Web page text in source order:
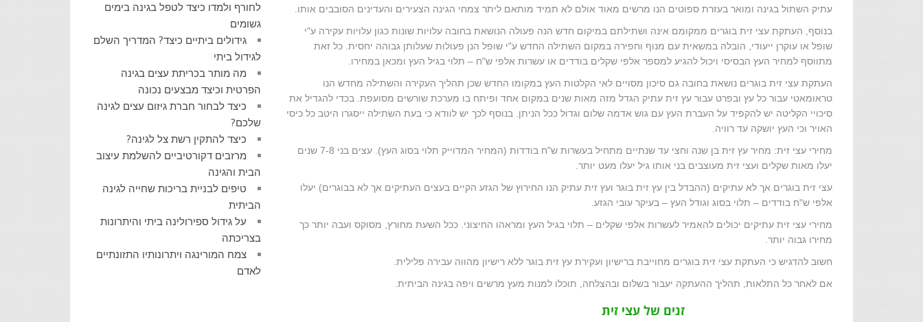
עתיק השתול בגינה ומואר בעזרת ספוטים הנו מרשים מאוד אולם לא תמיד מותאם ליתר צמחי הגינה הצעירים והעדינים הסובבים אותו.
בנוסף, העתקת עצי זית בוגרים ממקומם אינה ושתילתם במיקום חדש הנה פעולה הנושאת בחובה עלויות שונות כגון עלויות עקירה ע"י
שופל או עוקרן ייעודי, הובלה במשאית עם מנוף וחפירה במקום השתילה החדש ע"י שופל הנן פעולות שעלותן גבוהה יחסית. כל זאת
מתווסף למחיר העץ הבסיסי ויכול להגיע למספר אלפי שקלים בודדים או עשרות אלפי ש"ח – תלוי בגיל העץ ומכאן במחירו.
העתקת עצי זית בוגרים נושאת בחובה גם סיכון מסויים לאי הקלטות העץ במקומו החדש שכן תהליך העקירה והשתילה מחדש הנו
טראומאטי עבור כל עץ ובפרט עבור עץ זית עתיק הגדל מזה מאות שנים במקום אחד ופיתח בו מערכת שורשים מסועפת. בכדי להגדיל את
סיכויי הקליטה יש להקפיד על העברת העץ עם גוש אדמה שלום וגדול ככל הניתן. בנוסף לכך יש לוודא כי בעת השתילה ייסגרו היטב כל כיסי
האויר וכי העץ יושקה עד רוויה.
מחירי עצי זית: מחיר עץ זית בן שנה וחצי עד שנתיים מתחיל בעשרות ש"ח בודדות (המחיר המדוייק תלוי בסוג העץ). עצים בני 7-8 שנים
יעלו מאות שקלים ועצי זית מעוצבים בני אותו גיל יעלו מעט יותר.
עצי זית בוגרים אך לא עתיקים (ההבדל בין עץ זית בוגר ועץ זית עתיק הנו החירוץ של הגזע הקיים בעצים העתיקים אך לא בבוגרים) יעלו
אלפי ש"ח בודדים – תלוי בסוג וגודל העץ – בעיקר עובי הגזע.
מחירי עצי זית עתיקים יכולים להאמיר לעשרות אלפי שקלים – תלוי בגיל העץ ומראהו החיצוני. ככל השעת מחורץ, מסוקס ועבה יותר כך
מחירו גבוה יותר.
חשוב להדגיש כי העתקת עצי זית בוגרים מחוייבת ברישיון ועקירת עץ זית בוגר ללא רישיון מהווה עבירה פלילית.
אם לאחר כל התלאות, תהליך ההעתקה יעבור בשלום ובהצלחה, תוכלו למנות מעץ מרשים ויפה בגינה הביתית.
זנים של עצי זית
לחורף ולמדו כיצד לטפל בגינה בימים
גשומים
גידולים ביתיים כיצד? המדריך השלם
לגידול ביתי
מה מותר בכריתת עצים בגינה
הפרטית וכיצד מבצעים נכונה
כיצד לבחור חברת גיזום עצים לגינה
שלכם?
כיצד להתקין רשת צל לגינה?
מרזבים דקורטיביים להשלמת עיצוב
הבית והגינה
טיפים לבניית בריכות שחייה לגינה
הביתית
על גידול ספירולינה ביתי והיתרונות
בצריכתה
צמח המורינגה ויתרונותיו התזונתיים
לאדם